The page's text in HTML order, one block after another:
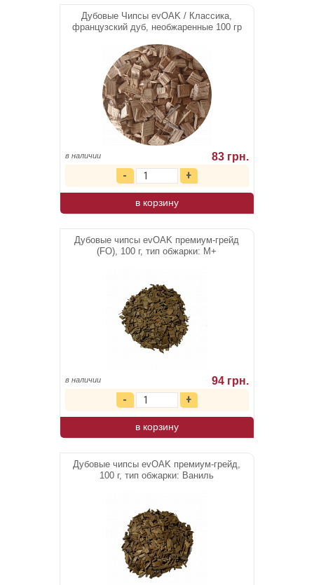
Дубовые Чипсы evOAK / Классика,
французский дуб, необжаренные 100 гр
в наличии 83 грн.
в корзину
Дубовые чипсы evOAK премиум-грейд
(FO), 100 г, тип обжарки: М+
в наличии 94 грн.
в корзину
Дубовые чипсы evOAK премиум-грейд,
100 г, тип обжарки: Ваниль